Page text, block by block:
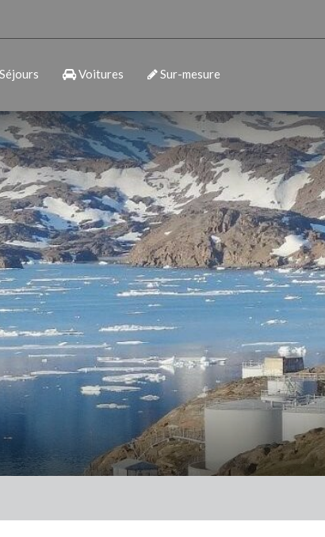
Séjours Voitures Sur-mesure